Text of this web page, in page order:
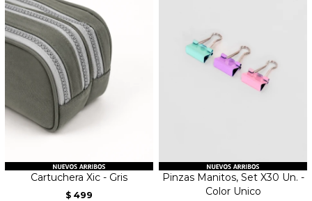
Cartuchera Xic - Gris
$ 499
Pinzas Manitos, Set X30 Un. -
Color Unico